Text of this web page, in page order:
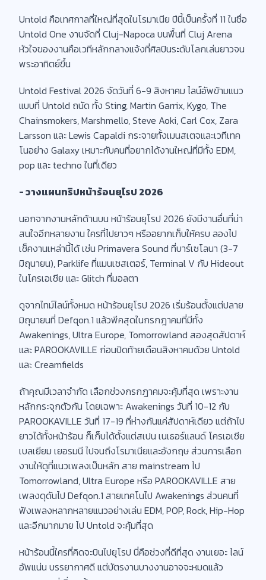
Untold คือเทศกาลที่ใหญ่ที่สุดในโรมาเนีย ปีนี้เป็นครั้งที่ 11 ในชื่อ
Untold One งานจัดที่ Cluj-Napoca บนพื้นที่ Cluj Arena
หัวใจของงานคือเวทีหลักกลางแจ้งที่ศิลปินระดับโลกเล่นยาวจน
พระอาทิตย์ขึ้น
Untold Festival 2026 จัดวันที่ 6-9 สิงหาคม ไลน์อัพข้ามแนว
แบบที่ Untold ถนัด ทั้ง Sting, Martin Garrix, Kygo, The
Chainsmokers, Marshmello, Steve Aoki, Carl Cox, Zara
Larsson และ Lewis Capaldi กระจายทั้งเมนสเตจและเวทีเทค
โนอย่าง Galaxy เหมาะกับคนที่อยากได้งานใหญ่ที่มีทั้ง EDM,
pop และ techno ในที่เดียว
- วางแผนทริปหน้าร้อนยุโรป 2026
นอกจากงานหลักด้านบน หน้าร้อนยุโรป 2026 ยังมีงานอื่นที่น่า
สนใจอีกหลายงาน ใครที่ไปยาวๆ หรืออยากเก็บให้ครบ ลองไป
เช็คงานเหล่านี้ได้ เช่น Primavera Sound ที่บาร์เซโลนา (3-7
มิถุนายน), Parklife ที่แมนเชสเตอร์, Terminal V กับ Hideout
ในโครเอเชีย และ Glitch ที่มอลตา
ดูจากไทม์ไลน์ทั้งหมด หน้าร้อนยุโรป 2026 เริ่มร้อนตั้งแต่ปลาย
มิถุนายนที่ Defqon.1 แล้วพีคสุดในกรกฎาคมที่มีทั้ง
Awakenings, Ultra Europe, Tomorrowland สองสุดสัปดาห์
และ PAROOKAVILLE ก่อนปิดท้ายเดือนสิงหาคมด้วย Untold
และ Creamfields
ถ้าคุณมีเวลาจำกัด เลือกช่วงกรกฎาคมจะคุ้มที่สุด เพราะงาน
หลักกระจุกตัวกัน โดยเฉพาะ Awakenings วันที่ 10-12 กับ
PAROOKAVILLE วันที่ 17-19 ที่ห่างกันแค่สัปดาห์เดียว แต่ถ้าไป
ยาวได้ทั้งหน้าร้อน ก็เก็บได้ตั้งแต่สเปน เนเธอร์แลนด์ โครเอเชีย
เบลเยียม เยอรมนี ไปจนถึงโรมาเนียและอังกฤษ ส่วนการเลือก
งานให้ดูที่แนวเพลงเป็นหลัก สาย mainstream ไป
Tomorrowland, Ultra Europe หรือ PAROOKAVILLE สาย
เพลงดุดันไป Defqon.1 สายเทคโนไป Awakenings ส่วนคนที่
ฟังเพลงหลากหลายแนวอย่างเล่น EDM, POP, Rock, Hip-Hop
และอีกมากมาย ไป Untold จะคุ้มที่สุด
หน้าร้อนนี้ใครที่คิดจะบินไปยุโรป นี่คือช่วงที่ดีที่สุด งานเยอะ ไลน์
อัพแน่น บรรยากาศดี แต่บัตรงานบางงานอาจจะหมดแล้ว